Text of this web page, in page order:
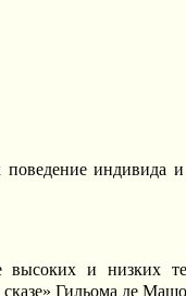
индивида
и низких
Гильома де